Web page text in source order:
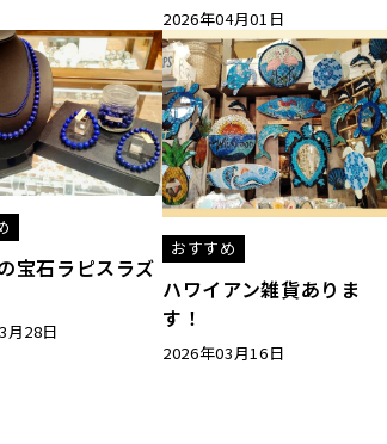
2026年04月01日
宝石ラピスラズ
月28日
おすすめ
ハワイアン雑貨ありま
す！
2026年03月16日